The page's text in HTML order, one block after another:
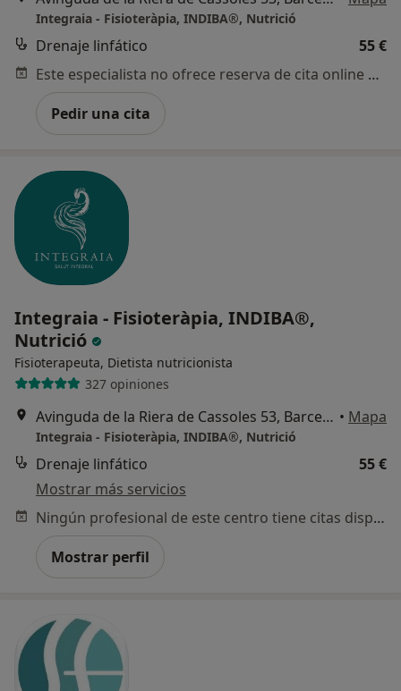
Integraia - Fisioteràpia, INDIBA®, Nutrició
Drenaje linfático
55 €
Este especialista no ofrece reserva de cita online en esta dirección.
Pedir una cita
Integraia - Fisioteràpia, INDIBA®,
Nutrició
Fisioterapeuta, Dietista nutricionista
327 opiniones
Avinguda de la Riera de Cassoles 53, Barcelona • Mapa
Integraia - Fisioteràpia, INDIBA®, Nutrició
Drenaje linfático
55 €
Mostrar más servicios
Ningún profesional de este centro tiene citas disponibles
Mostrar perfil